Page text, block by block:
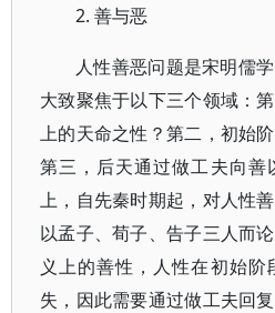
2. 善与恶
人性善恶问题是宋明儒
大致聚焦于以下三个领域：
上的天命之性？第二，初始
第三，后天通过做工夫向善
上，自先秦时期起，对人性
以孟子、荀子、告子三人而
义上的善性，人性在初始
失，因此需要通过做工夫回